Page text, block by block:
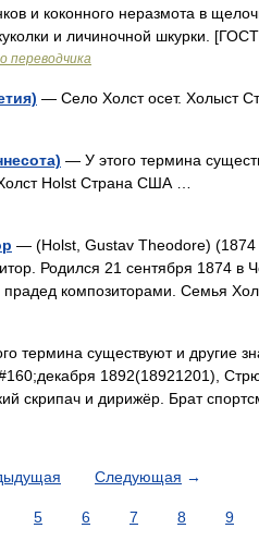
и коконного неразмота в
и личиночной шкурки.
переводчика
— Село Холст осет. Холыст
— У этого термина
Holst Страна США …
— (Holst, Gustav Theodore) (1874
Родился 21 сентября 1874 в
композиторами. Семья
термина существуют и другие
1892(18921201),
скрипач и дирижёр. Брат
Следующая →
5 6 7 8 9